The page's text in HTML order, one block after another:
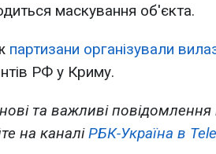
маскування об'єкта.
партизани організували
РФ у Криму.
та важливі повідомлення
на каналіРБК-Україна в